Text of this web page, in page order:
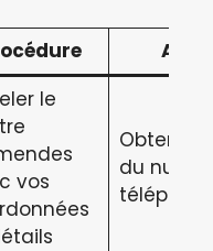
le
vos
du